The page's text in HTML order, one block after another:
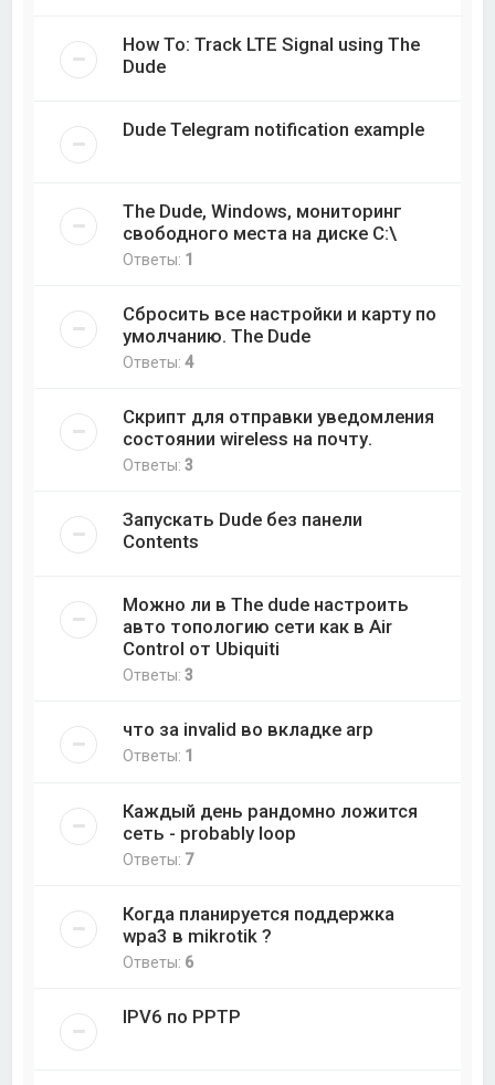
How To: Track LTE Signal using The
Dude
Dude Telegram notification example
The Dude, Windows, мониторинг
свободного места на диске C:\
Ответы: 1
Сбросить все настройки и карту по
умолчанию. The Dude
Ответы:4
Скрипт для отправки уведомления
состоянии wireless на почту.
Ответы:3
Запускать Dude без панели
Contents
Можно ли в The dude настроить
авто топологию сети как в Air
Control от Ubiquiti
Ответы:3
что за invalid во вкладке arp
Ответы: 1
Каждый день рандомно ложится
сеть - probably loop
Ответы: 7
Когда планируется поддержка
wpa3 в mikrotik ?
Ответы: 6
IPV6 по PPTP